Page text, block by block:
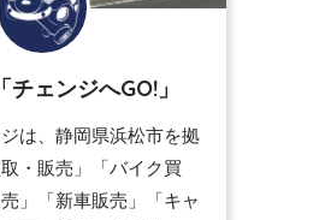
チェンジへGO!」
は、静岡県浜松市を拠
・販売」「バイク買
」「新車販売」「キャ